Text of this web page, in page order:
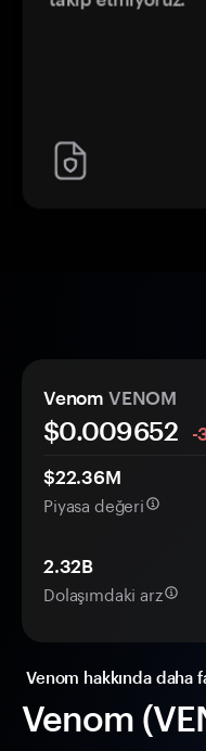
Venom
Venom VENOM
$0.009652
-
$22.36M
Piyasa değeri
2.32B
Dolaşımdaki arz
Venom hakkında daha